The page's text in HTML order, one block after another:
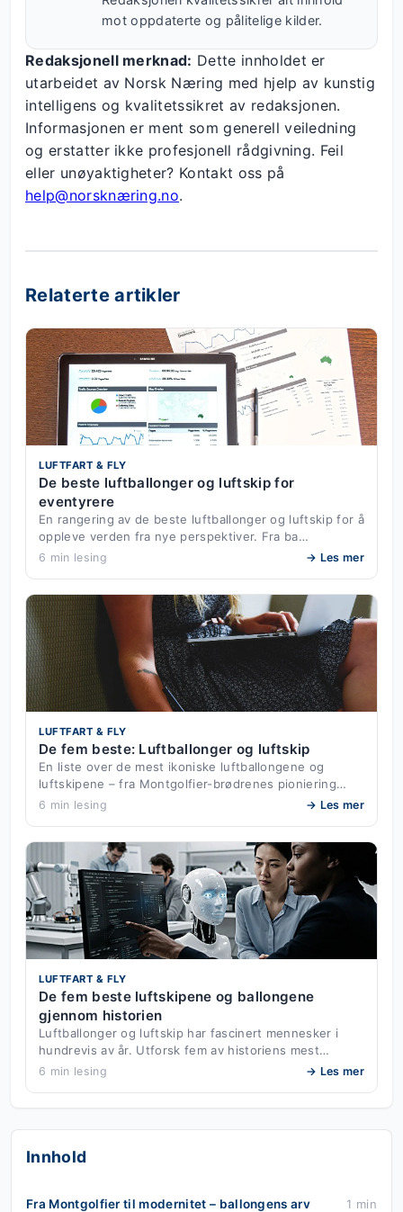
mot oppdaterte og pålitelige kilder.
Redaksjonell merknad: Dette innholdet er
utarbeidet av Norsk Næring med hjelp av kunstig
intelligens og kvalitetssikret av redaksjonen.
Informasjonen er ment som generell veiledning
og erstatter ikke profesjonell rådgivning. Feil
eller unøyaktigheter? Kontakt oss på
help@norsknæring.no.
Relaterte artikler
LUFTFART & FLY
De beste luftballonger og luftskip for
eventyrere
En rangering av de beste luftballonger og luftskip for å
oppleve verden fra nye perspektiver. Fra ba…
6 min lesing → Les mer
LUFTFART & FLY
De fem beste: Luftballonger og luftskip
En liste over de mest ikoniske luftballongene og
luftskipene – fra Montgolfier-brødrenes pioniering…
6 min lesing → Les mer
LUFTFART & FLY
De fem beste luftskipene og ballongene
gjennom historien
Luftballonger og luftskip har fascinert mennesker i
hundrevis av år. Utforsk fem av historiens mest…
6 min lesing → Les mer
Innhold
Fra Montgolfier til modernitet – ballongens arv 1 min